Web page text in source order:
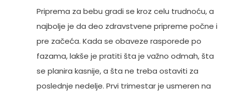
Priprema za bebu gradi se kroz celu trudnoću, a
najbolje je da deo zdravstvene pripreme počne i
pre začeća. Kada se obaveze rasporede po
fazama, lakše je pratiti šta je važno odmah, šta
se planira kasnije, a šta ne treba ostaviti za
poslednje nedelje. Prvi trimestar je usmeren na